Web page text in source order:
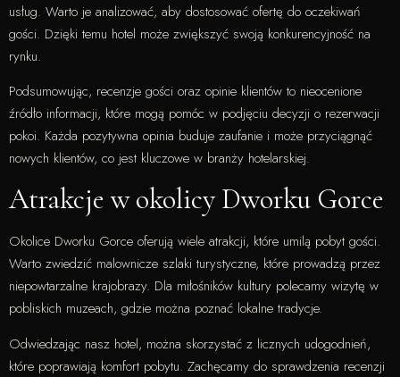
usług. Warto je analizować, aby dostosować ofertę do oczekiwań
gości. Dzięki temu hotel może zwiększyć swoją konkurencyjność na
rynku.
Podsumowując, recenzje gości oraz opinie klientów to nieocenione
źródło informacji, które mogą pomóc w podjęciu decyzji o rezerwacji
pokoi. Każda pozytywna opinia buduje zaufanie i może przyciągnąć
nowych klientów, co jest kluczowe w branży hotelarskiej.
Atrakcje w okolicy Dworku Gorce
Okolice Dworku Gorce oferują wiele atrakcji, które umilą pobyt gości.
Warto zwiedzić malownicze szlaki turystyczne, które prowadzą przez
niepowtarzalne krajobrazy. Dla miłośników kultury polecamy wizytę w
pobliskich muzeach, gdzie można poznać lokalne tradycje.
Odwiedzając nasz hotel, można skorzystać z licznych udogodnień,
które poprawiają komfort pobytu. Zachęcamy do sprawdzenia recenzji